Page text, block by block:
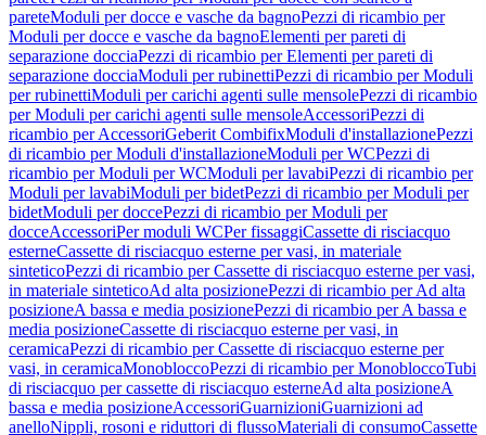
pareteModuli per docce e vasche da bagnoPezzi di ricambio per
Moduli per docce e vasche da bagnoElementi per pareti di
separazione docciaPezzi di ricambio per Elementi per pareti di
separazione docciaModuli per rubinettiPezzi di ricambio per Moduli
per rubinettiModuli per carichi agenti sulle mensolePezzi di ricambio
per Moduli per carichi agenti sulle mensoleAccessoriPezzi di
ricambio per AccessoriGeberit CombifixModuli d'installazionePezzi
di ricambio per Moduli d'installazioneModuli per WCPezzi di
ricambio per Moduli per WCModuli per lavabiPezzi di ricambio per
Moduli per lavabiModuli per bidetPezzi di ricambio per Moduli per
bidetModuli per doccePezzi di ricambio per Moduli per
docceAccessoriPer moduli WCPer fissaggiCassette di risciacquo
esterneCassette di risciacquo esterne per vasi, in materiale
sinteticoPezzi di ricambio per Cassette di risciacquo esterne per vasi,
in materiale sinteticoAd alta posizionePezzi di ricambio per Ad alta
posizioneA bassa e media posizionePezzi di ricambio per A bassa e
media posizioneCassette di risciacquo esterne per vasi, in
ceramicaPezzi di ricambio per Cassette di risciacquo esterne per
vasi, in ceramicaMonobloccoPezzi di ricambio per MonobloccoTubi
di risciacquo per cassette di risciacquo esterneAd alta posizioneA
bassa e media posizioneAccessoriGuarnizioniGuarnizioni ad
anelloNippli, rosoni e riduttori di flussoMateriali di consumoCassette